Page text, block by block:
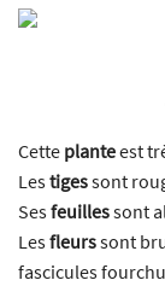
Cette planteest
Lestigessont
Sesfeuillessont
Lesfleurssont
fascicules